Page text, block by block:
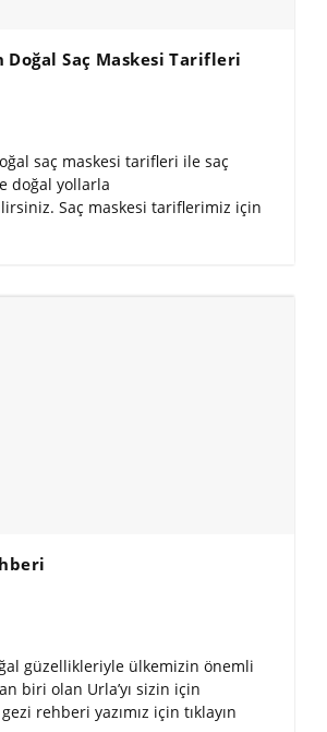
Doğal Saç Maskesi Tarifleri
saç maskesi tarifleri ile saç
doğal yollarla
Saç maskesi tariflerimiz için
güzellikleriyle ülkemizin önemli
biri olan Urla’yı sizin için
rehberi yazımız için tıklayın